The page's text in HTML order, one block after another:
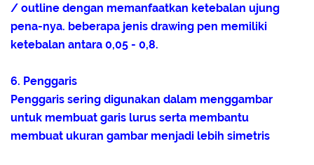
/ outline dengan memanfaatkan ketebalan ujung
pena-nya. beberapa jenis drawing pen memiliki
ketebalan antara 0,05 - 0,8.
6. Penggaris
Penggaris sering digunakan dalam menggambar
untuk membuat garis lurus serta membantu
membuat ukuran gambar menjadi lebih simetris